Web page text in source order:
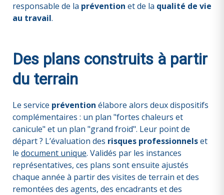
responsable de la prévention et de la qualité de vie
au travail.
Des plans construits à partir
du terrain
Le service prévention élabore alors deux dispositifs
complémentaires : un plan "fortes chaleurs et
canicule" et un plan "grand froid". Leur point de
départ ? L’évaluation des risques professionnelset
le document unique. Validés par les instances
représentatives, ces plans sont ensuite ajustés
chaque année à partir des visites de terrain et des
remontées des agents, des encadrants et des